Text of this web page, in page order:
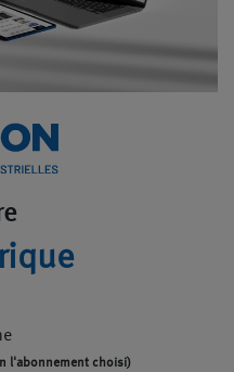
l'abonnement choisi)